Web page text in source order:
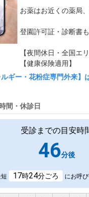
お薬はお近くの薬局
登園許可証・診断書
【夜間休日・全国エリ
【健康保険適用】
ルギー・花粉症専門外来】
間・休診日
受診までの目安時
46分後
17時24分ごろ にお呼